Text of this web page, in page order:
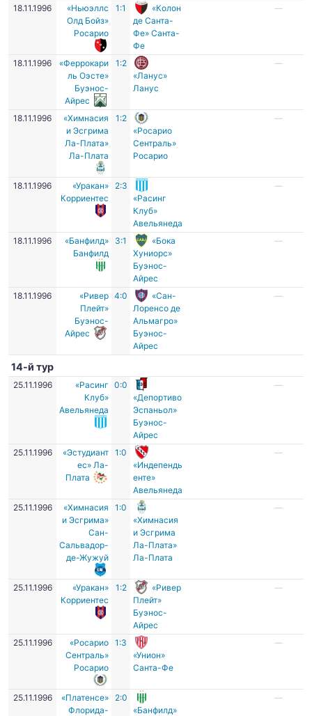
18.11.1996
«Ньюэллс
Олд Бойз»
Росарио
1:1
«Колон
де Санта-
Фе» Санта-
Фе
—
18.11.1996
«Феррокари
ль Оэсте»
Буэнос-
Айрес
1:2
«Ланус»
Ланус
—
18.11.1996
«Химнасия
и Эсгрима
Ла-Плата»
Ла-Плата
1:2
«Росарио
Сентраль»
Росарио
—
18.11.1996
«Уракан»
Корриентес
2:3
«Расинг
Клуб»
Авельянеда
—
18.11.1996
«Банфилд»
Банфилд
3:1
«Бока
Хуниорс»
Буэнос-
Айрес
—
18.11.1996
«Ривер
Плейт»
Буэнос-
Айрес
4:0
«Сан-
Лоренсо де
Альмагро»
Буэнос-
Айрес
—
14-й тур
25.11.1996
«Расинг
Клуб»
Авельянеда
0:0
«Депортиво
Эспаньол»
Буэнос-
Айрес
—
25.11.1996
«Эстудиант
ес» Ла-
Плата
1:0
«Индепендь
енте»
Авельянеда
—
25.11.1996
«Химнасия
и Эсгрима»
Сан-
Сальвадор-
де-Жужуй
1:0
«Химнасия
и Эсгрима
Ла-Плата»
Ла-Плата
—
25.11.1996
«Уракан»
Корриентес
1:2
«Ривер
Плейт»
Буэнос-
Айрес
—
25.11.1996
«Росарио
Сентраль»
Росарио
1:3
«Унион»
Санта-Фе
—
25.11.1996
«Платенсе»
Флорида-
2:0
«Банфилд»
—